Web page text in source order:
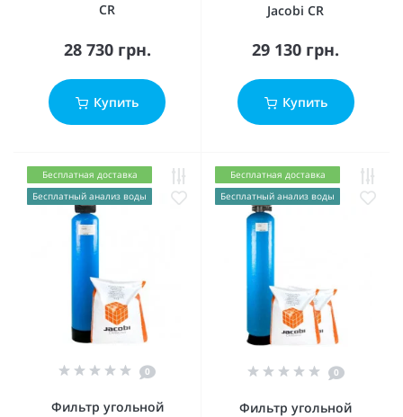
CR
28 730 грн.
Купить
Jacobi CR
29 130 грн.
Купить
Бесплатная доставка
Бесплатный анализ воды
0
Фильтр угольной
Бесплатная доставка
Бесплатный анализ воды
0
Фильтр угольной